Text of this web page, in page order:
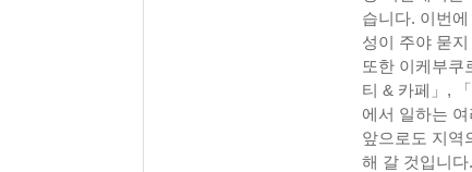
습니다. 이번
성이 주야 묻
또한 이케부쿠
티 & 카페」,
에서 일하는
앞으로도 지역
해 갈 것입니다.